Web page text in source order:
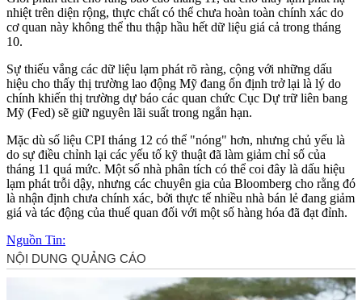
nhiệt trên diện rộng, thực chất có thể chưa hoàn toàn chính xác do
cơ quan này không thể thu thập hầu hết dữ liệu giá cả trong tháng
10.
Sự thiếu vắng các dữ liệu lạm phát rõ ràng, cộng với những dấu
hiệu cho thấy thị trường lao động Mỹ đang ổn định trở lại là lý do
chính khiến thị trường dự báo các quan chức Cục Dự trữ liên bang
Mỹ (Fed) sẽ giữ nguyên lãi suất trong ngắn hạn.
Mặc dù số liệu CPI tháng 12 có thể "nóng" hơn, nhưng chủ yếu là
do sự điều chỉnh lại các yếu tố kỹ thuật đã làm giảm chỉ số của
tháng 11 quá mức. Một số nhà phân tích có thể coi đây là dấu hiệu
lạm phát trỗi dậy, nhưng các chuyên gia của Bloomberg cho rằng đó
là nhận định chưa chính xác, bởi thực tế nhiều nhà bán lẻ đang giảm
giá và tác động của thuế quan đối với một số hàng hóa đã đạt đỉnh.
Nguồn Tin: